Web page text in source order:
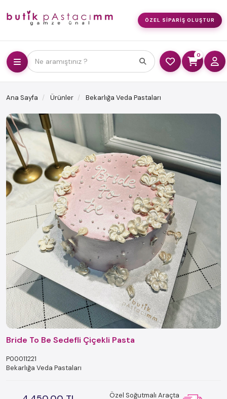
ÖZEL SIPARIŞ OLUŞTUR
Ne aramıştınız ?
0
Ana Sayfa Ürünler Bekarlığa Veda Pastaları
Bride To Be Sedefli Çiçekli Pasta
P00011221
Bekarlığa Veda Pastaları
Özel Soğutmalı Araçta